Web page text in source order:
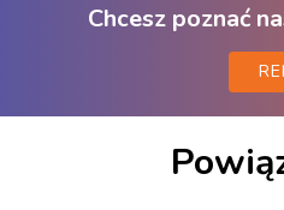
Chcesz poznać